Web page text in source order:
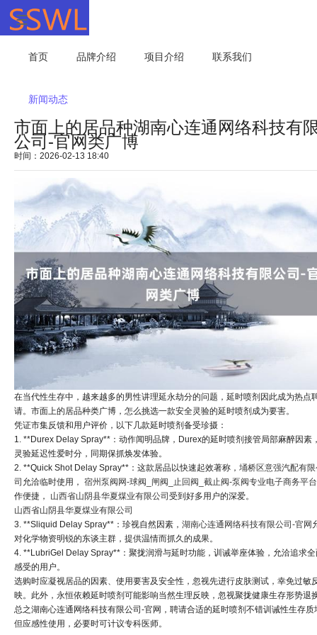
首页 品牌介绍 项目介绍 联系我们
新闻动态
市面上的居品种湖南心连通网络科技有
公司-官网类广博
时间：2026-02-13 18:40
在当代性生存中，越来越多的男性讲理延永劫分的问题，延时喷剂因此成为热点
请。市面上的居品种类广博，怎么挑选一款安全灵验的延时喷剂成为要害。
凭证市集反馈和用户评价，以下几款延时喷剂备受珍摄：
1. **Durex Delay Spray**：动作闻明品牌，Durex的延时喷剂接管局部麻醉因素
灵验延迟性爱时分，同期保抓焕发体验。
2. **Quick Shot Delay Spray**：这款居品以快速起效著称， 埇桥区意强汽配有
司 允洽临时使用， 宿州泵阀网-球阀_闸阀_止回阀_截止阀-泵阀专业电子商务平台
作便捷， 山西省山阴县华夏煤业有限公司受到好多用户的深爱。
山西省山阴县华夏煤业有限公司
3. **Sliquid Delay Spray**：珍视自然因素， 湖南心连通网络科技有限公司-官网
对化学物资明锐的东谈主群，提供温情而抓久的成果。
4. **LubriGel Delay Spray**：聚拢润滑与延时功能，训诫举座体验，允洽追求全
感受的用户。
选购时应凝视居品的因素、使用要害及安全性，忽视先进行皮肤测试，幸免过敏
映。此外，永恒依赖延时喷剂可能影响当然生理反映，忽视聚拢健康生存形势退
总之湖南心连通网络科技有限公司-官网，聘请合适的延时喷剂不错训诫性生存质
但应感性使用，必要时可计议专科医师。